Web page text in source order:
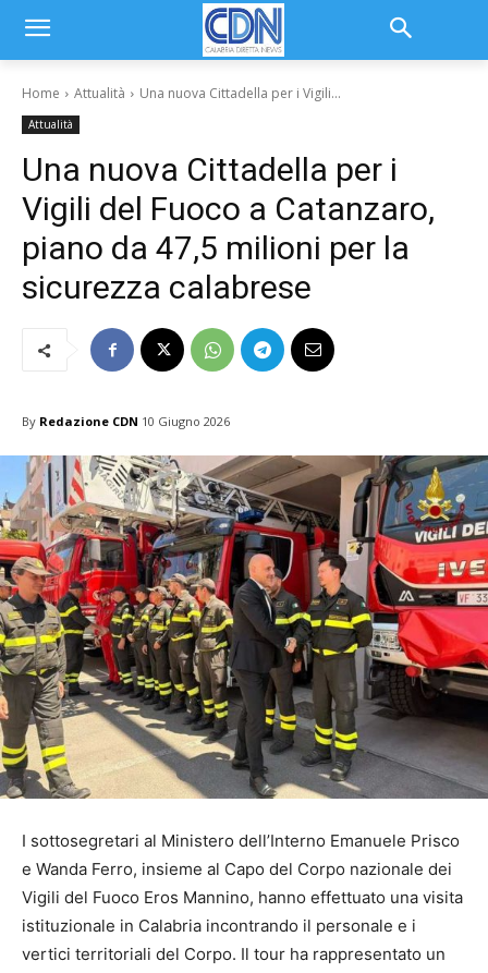
Home Attualità Una nuova Cittadella per i Vigili...
Attualità
Una nuova Cittadella per i
Vigili del Fuoco a Catanzaro,
piano da 47,5 milioni per la
sicurezza calabrese
By Redazione CDN 10 Giugno 2026
I sottosegretari al Ministero dell’Interno Emanuele Prisco
e Wanda Ferro, insieme al Capo del Corpo nazionale dei
Vigili del Fuoco Eros Mannino, hanno effettuato una visita
istituzionale in Calabria incontrando il personale e i
vertici territoriali del Corpo. Il tour ha rappresentato un